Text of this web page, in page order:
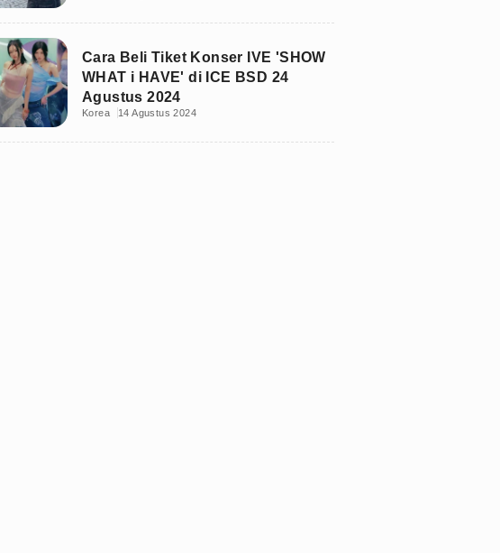
Cara Beli Tiket Konser IVE 'SHOW
WHAT i HAVE' di ICE BSD 24
Agustus 2024
Korea 14 Agustus 2024